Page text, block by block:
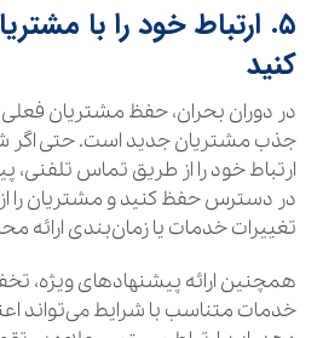
۵. ارتباط خود را با
کنید
در دوران بحران، حفظ مشتریان فعلی
جذب مشتریان جدید است. حتی اگر
ارتباط خود را از طریق تماس تلفنی،
در دسترس حفظ کنید و مشتریان را
تغییرات خدمات یا زمان‌بندی ارائه
همچنین ارائه پیشنهادهای ویژه،
خدمات متناسب با شرایط می‌تواند